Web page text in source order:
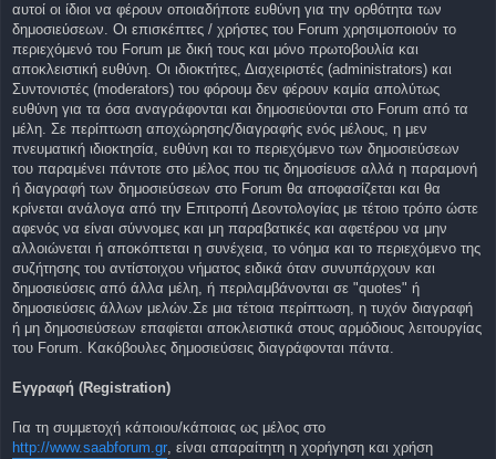
αυτοί οι ίδιοι να φέρουν οποιαδήποτε ευθύνη για την ορθότητα των
δημοσιεύσεων. Οι επισκέπτες / χρήστες του Forum χρησιμοποιούν το
περιεχόμενό του Forum με δική τους και μόνο πρωτοβουλία και
αποκλειστική ευθύνη. Οι ιδιοκτήτες, Διαχειριστές (administrators) και
Συντονιστές (moderators) του φόρουμ δεν φέρουν καμία απολύτως
ευθύνη για τα όσα αναγράφονται και δημοσιεύονται στο Forum από τα
μέλη. Σε περίπτωση αποχώρησης/διαγραφής ενός μέλους, η μεν
πνευματική ιδιοκτησία, ευθύνη και το περιεχόμενο των δημοσιεύσεων
του παραμένει πάντοτε στο μέλος που τις δημοσίευσε αλλά η παραμονή
ή διαγραφή των δημοσιεύσεων στο Forum θα αποφασίζεται και θα
κρίνεται ανάλογα από την Επιτροπή Δεοντολογίας με τέτοιο τρόπο ώστε
αφενός να είναι σύννομες και μη παραβατικές και αφετέρου να μην
αλλοιώνεται ή αποκόπτεται η συνέχεια, το νόημα και το περιεχόμενο της
συζήτησης του αντίστοιχου νήματος ειδικά όταν συνυπάρχουν και
δημοσιεύσεις από άλλα μέλη, ή περιλαμβάνονται σε "quotes" ή
δημοσιεύσεις άλλων μελών.Σε μια τέτοια περίπτωση, η τυχόν διαγραφή
ή μη δημοσιεύσεων επαφίεται αποκλειστικά στους αρμόδιους λειτουργίας
του Forum. Κακόβουλες δημοσιεύσεις διαγράφονται πάντα.
Εγγραφή (Registration)
Για τη συμμετοχή κάποιου/κάποιας ως μέλος στο
http://www.saabforum.gr, είναι απαραίτητη η χορήγηση και χρήση